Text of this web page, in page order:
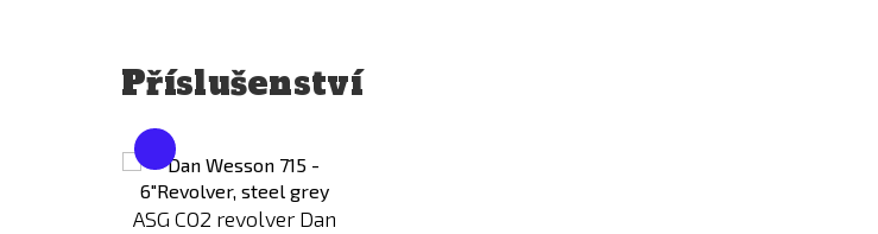
Příslušenství
ASG CO2 revolver Dan